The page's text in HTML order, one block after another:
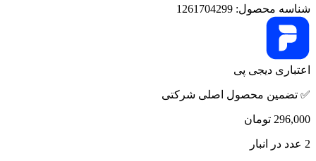
شناسه محصول: 1261704299
اعتباری دیجی پی
✅ تضمین محصول اصلی شرکتی
296,000 تومان
2 عدد در انبار